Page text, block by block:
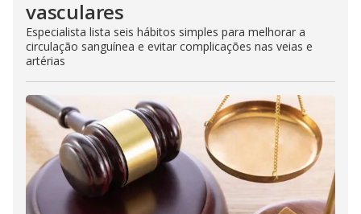
vasculares
Especialista lista seis hábitos simples para melhorar a
circulação sanguínea e evitar complicações nas veias e
artérias